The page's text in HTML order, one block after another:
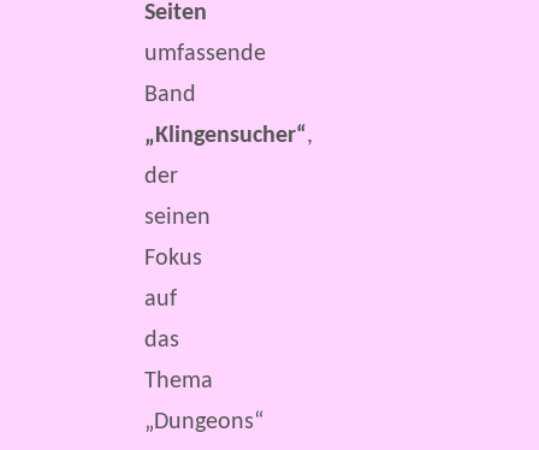
Seiten
umfassende
Band
„Klingensucher“,
der
seinen
Fokus
auf
das
Thema
„Dungeons“